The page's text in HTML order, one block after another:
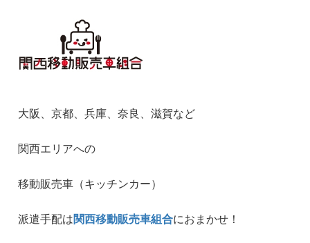
大阪、京都、兵庫、奈良、滋賀など
関西エリアへの
移動販売車（キッチンカー）
派遣手配は関西移動販売車組合におまかせ！